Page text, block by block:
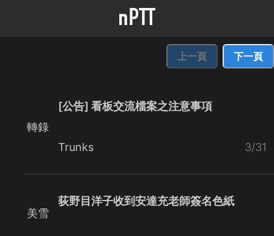
上一頁 下一頁
轉錄
[公告] 看板交流檔案之注意事項
Trunks 3/31
美雪
荻野目洋子收到安達充老師簽名色紙